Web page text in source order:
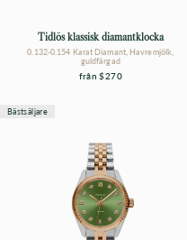
Tidlös klassisk diamantklocka
0.132-0.154 Karat Diamant, Havremjölk,
guldfärgad
från$270
Bästsäljare